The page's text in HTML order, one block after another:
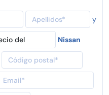
y
Nissan